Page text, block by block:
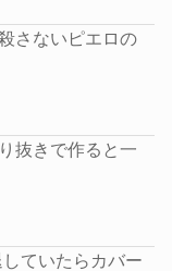
さないピエロの
抜きで作ると一
ていたらカバー